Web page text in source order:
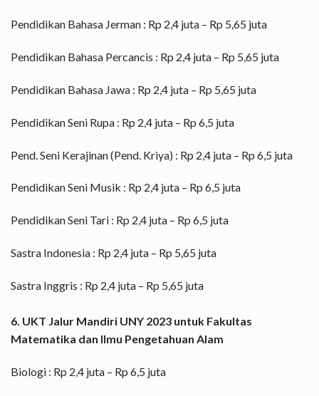
Pendidikan Bahasa Jerman : Rp 2,4 juta – Rp 5,65 juta
Pendidikan Bahasa Percancis : Rp 2,4 juta – Rp 5,65 juta
Pendidikan Bahasa Jawa : Rp 2,4 juta – Rp 5,65 juta
Pendidikan Seni Rupa : Rp 2,4 juta – Rp 6,5 juta
Pend. Seni Kerajinan (Pend. Kriya) : Rp 2,4 juta – Rp 6,5 juta
Pendidikan Seni Musik : Rp 2,4 juta – Rp 6,5 juta
Pendidikan Seni Tari : Rp 2,4 juta – Rp 6,5 juta
Sastra Indonesia : Rp 2,4 juta – Rp 5,65 juta
Sastra Inggris : Rp 2,4 juta – Rp 5,65 juta
6. UKT Jalur Mandiri UNY 2023 untuk Fakultas
Matematika dan Ilmu Pengetahuan Alam
Biologi : Rp 2,4 juta – Rp 6,5 juta